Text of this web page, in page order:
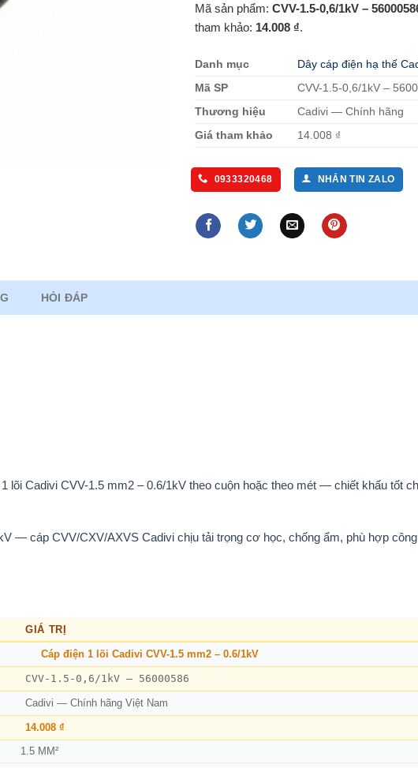
Mã sản phẩm: CVV-1.5-0,6/1kV –
tham khảo: 14.008 ₫.
Danh mục
Dây cáp điện hạ thế
Mã SP
CVV-1.5-0,6/1kV –
Thương hiệu
Cadivi — Chính hãng
Giá tham khảo
14.008 ₫
0933320468 NHẮN TIN ZALO
HỎI ĐÁP
lõi Cadivi CVV-1.5 mm2 – 0.6/1kV theo cuộn hoặc theo mét — chiết khấu tốt
— cáp CVV/CXV/AXVS Cadivi chịu tải trọng cơ học, chống ẩm, phù hợp
GIÁ TRỊ
Cáp điện 1 lõi Cadivi CVV-1.5 mm2 – 0.6/1kV
CVV-1.5-0,6/1kV – 56000586
Cadivi — Chính hãng Việt Nam
14.008 ₫
1.5 MM²